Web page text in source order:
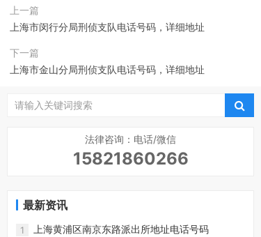
上一篇
上海市闵行分局刑侦支队电话号码，详细地址
下一篇
上海市金山分局刑侦支队电话号码，详细地址
法律咨询：电话/微信
15821860266
最新资讯
1 上海黄浦区南京东路派出所地址电话号码